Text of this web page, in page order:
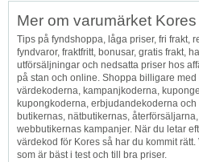
Mer om varumärket Kores
Tips på fyndshoppa, låga priser, fri frakt,
fyndvaror, fraktfritt, bonusar, gratis frakt,
utförsäljningar och nedsatta priser hos
på stan och online. Shoppa billigare
värdekoderna, kampanjkoderna,
kupongkoderna, erbjudandekoderna
butikernas, nätbutikernas,
webbutikernas kampanjer. När du letar
värdekod för Kores så har du kommit
som är bäst i test och till bra priser.